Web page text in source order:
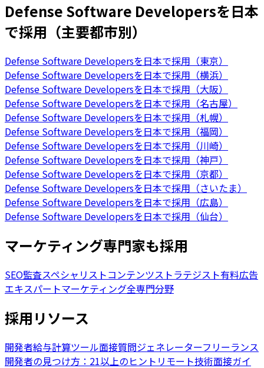
Defense Software Developersを日本
で採用（主要都市別）
Defense Software Developersを日本で採用（東京）
Defense Software Developersを日本で採用（横浜）
Defense Software Developersを日本で採用（大阪）
Defense Software Developersを日本で採用（名古屋）
Defense Software Developersを日本で採用（札幌）
Defense Software Developersを日本で採用（福岡）
Defense Software Developersを日本で採用（川崎）
Defense Software Developersを日本で採用（神戸）
Defense Software Developersを日本で採用（京都）
Defense Software Developersを日本で採用（さいたま）
Defense Software Developersを日本で採用（広島）
Defense Software Developersを日本で採用（仙台）
マーケティング専門家も採用
SEO監査スペシャリストコンテンツストラテジスト有料広告
エキスパートマーケティング全専門分野
採用リソース
開発者給与計算ツール面接質問ジェネレーターフリーランス
開発者の見つけ方：21以上のヒント リモート技術面接ガイ